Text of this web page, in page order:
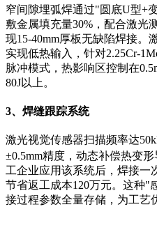
窄间隙埋弧焊通过"圆底U型+
敷金属填充量30%，配合激光
现15-40mm厚板无缺陷焊接。
实现低热输入，针对2.25Cr-
脉冲模式，热影响区控制在
80J以上。
3、焊缝跟踪系统
激光视觉传感器扫描频率达
±0.5mm精度，动态补偿热变
工企业应用该系统后，焊接一
节省返工成本120万元。这种"
接过程参数全量存储，为工艺